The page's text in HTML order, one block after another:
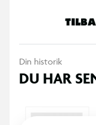
Perfekt til julens
Din historik
DU HAR